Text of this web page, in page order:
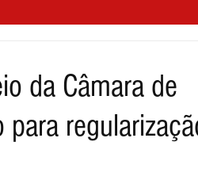
da Câmara de